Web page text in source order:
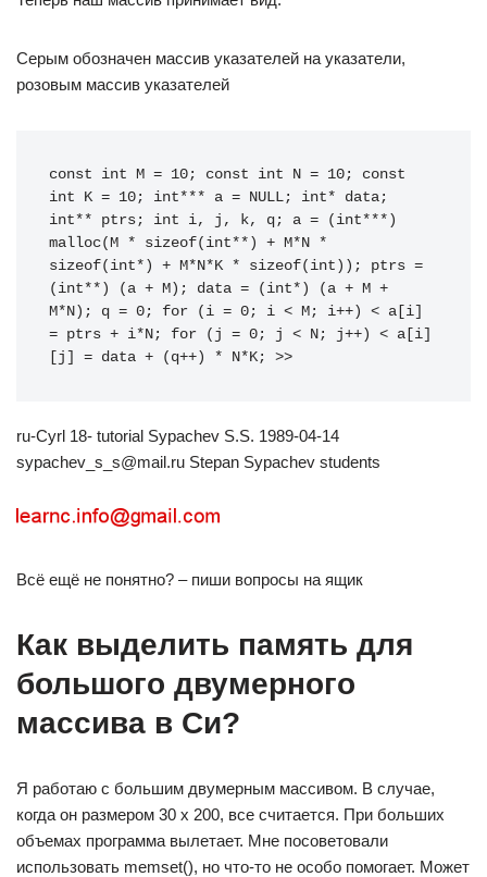
Серым обозначен массив указателей на указатели,
розовым массив указателей
const int M = 10; const int N = 10; const
int K = 10; int*** a = NULL; int* data;
int** ptrs; int i, j, k, q; a = (int***)
malloc(M * sizeof(int**) + M*N *
sizeof(int*) + M*N*K * sizeof(int)); ptrs =
(int**) (a + M); data = (int*) (a + M +
M*N); q = 0; for (i = 0; i < M; i++) < a[i]
= ptrs + i*N; for (j = 0; j < N; j++) < a[i]
[j] = data + (q++) * N*K; >>
ru-Cyrl 18- tutorial Sypachev S.S. 1989-04-14
sypachev_s_s@mail.ru Stepan Sypachev students
Всё ещё не понятно? – пиши вопросы на ящик
Как выделить память для
большого двумерного
массива в Си?
Я работаю с большим двумерным массивом. В случае,
когда он размером 30 x 200, все считается. При больших
объемах программа вылетает. Мне посоветовали
использовать memset(), но что-то не особо помогает. Может